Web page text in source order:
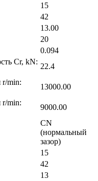
15
42
13.00
20
0.094
Cr, kN:
22.4
r/min:
13000.00
r/min:
9000.00
CN
(нормальный
зазор)
15
42
13